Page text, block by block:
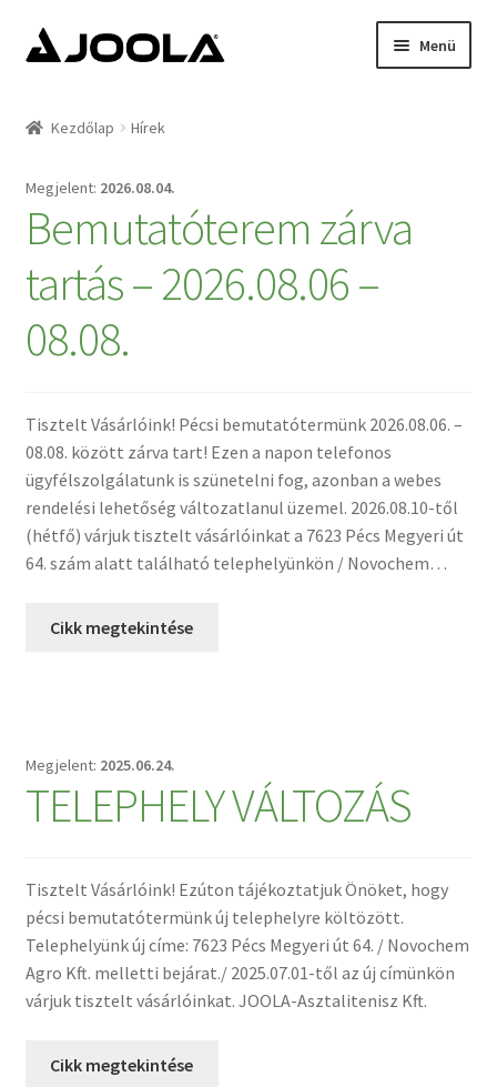
Ugrás
a
Kilépés
a
Menü
Termékek
Támogatottak
Rólunk
Kezdőlap Hírek
2026.08.04.
Bemutatóterem zárva
tartás – 2026.08.06 –
08.08.
Tisztelt Vásárlóink! Pécsi bemutatótermünk 2026.08.06. –
08.08. között zárva tart! Ezen a napon telefonos
ügyfélszolgálatunk is szünetelni fog, azonban a webes
rendelési lehetőség változatlanul üzemel. 2026.08.10-től
(hétfő) várjuk tisztelt vásárlóinkat a 7623 Pécs Megyeri út
64. szám alatt található telephelyünkön / Novochem…
Cikk megtekintése
2025.06.24.
TELEPHELY VÁLTOZÁS
Tisztelt Vásárlóink! Ezúton tájékoztatjuk Önöket, hogy
pécsi bemutatótermünk új telephelyre költözött.
Telephelyünk új címe: 7623 Pécs Megyeri út 64. / Novochem
Agro Kft. melletti bejárat./ 2025.07.01-től az új címünkön
várjuk tisztelt vásárlóinkat. JOOLA-Asztalitenisz Kft.
Cikk megtekintése